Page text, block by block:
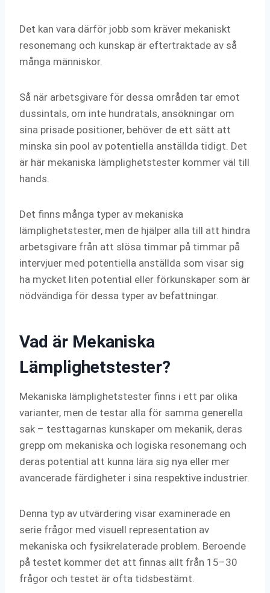
Det kan vara därför jobb som kräver mekaniskt
resonemang och kunskap är eftertraktade av så
många människor.
Så när arbetsgivare för dessa områden tar emot
dussintals, om inte hundratals, ansökningar om
sina prisade positioner, behöver de ett sätt att
minska sin pool av potentiella anställda tidigt. Det
är här mekaniska lämplighetstester kommer väl till
hands.
Det finns många typer av mekaniska
lämplighetstester, men de hjälper alla till att hindra
arbetsgivare från att slösa timmar på timmar på
intervjuer med potentiella anställda som visar sig
ha mycket liten potential eller förkunskaper som är
nödvändiga för dessa typer av befattningar.
Vad är Mekaniska
Lämplighetstester?
Mekaniska lämplighetstester finns i ett par olika
varianter, men de testar alla för samma generella
sak – testtagarnas kunskaper om mekanik, deras
grepp om mekaniska och logiska resonemang och
deras potential att kunna lära sig nya eller mer
avancerade färdigheter i sina respektive industrier.
Denna typ av utvärdering visar examinerade en
serie frågor med visuell representation av
mekaniska och fysikrelaterade problem. Beroende
på testet kommer det att finnas allt från 15–30
frågor och testet är ofta tidsbestämt.